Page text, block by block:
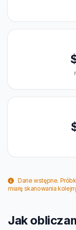
Dane wstępne.
miarę skanowania
Jak